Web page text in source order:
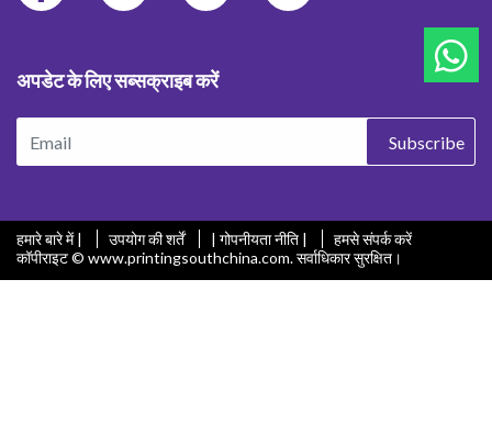
अपडेट के लिए सब्सक्राइब करें
Subscribe
हमारे बारे में | उपयोग की शर्तें | गोपनीयता नीति |
हमसे संपर्क करें
कॉपीराइट © www.printingsouthchina.com. सर्वाधिकार सुरक्षित।